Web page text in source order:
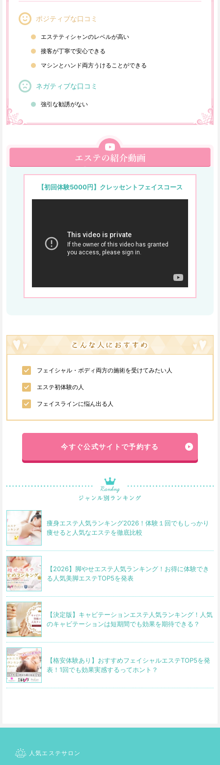
ポジティブな口コミ
エステティシャンのレベルが高い
接客が丁寧で安心できる
マシンとハンド両方うけることができる
ネガティブな口コミ
強引な勧誘がない
【初回体験5000円】クレッセントフェイスコース
フェイシャル・ボディ両方の施術を受けてみたい人
エステ初体験の人
フェイスラインに悩ん出る人
今すぐ公式サイトで予約する
痩身エステ人気ランキング2026！体験１回でもしっかり
痩せると人気なエステを徹底比較
【2026】脚やせエステ人気ランキング！お得に体験でき
る人気美脚エステTOP5を発表
【決定版】キャビテーションエステ人気ランキング！人気
のキャビテーションは短期間でも効果を期待できる？
【格安体験あり】おすすめフェイシャルエステTOP5を発
表！1回でも効果実感するってホント？
人気エステサロン